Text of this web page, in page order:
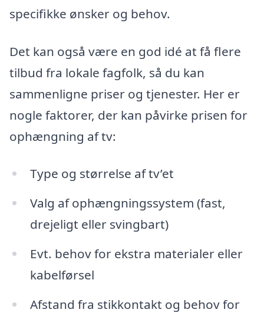
specifikke ønsker og behov.
Det kan også være en god idé at få flere
tilbud fra lokale fagfolk, så du kan
sammenligne priser og tjenester. Her er
nogle faktorer, der kan påvirke prisen for
ophængning af tv:
Type og størrelse af tv’et
Valg af ophængningssystem (fast,
drejeligt eller svingbart)
Evt. behov for ekstra materialer eller
kabelførsel
Afstand fra stikkontakt og behov for